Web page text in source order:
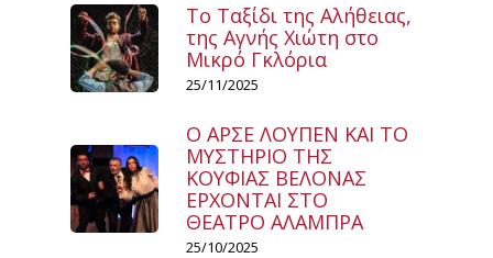
Το Ταξίδι της Αλήθειας,
της Αγνής Χιώτη στο
Μικρό Γκλόρια
25/11/2025
Ο ΑΡΣΕ ΛΟΥΠΕΝ ΚΑΙ ΤΟ
ΜΥΣΤΗΡΙΟ ΤΗΣ
ΚΟΥΦΙΑΣ ΒΕΛΟΝΑΣ
ΕΡΧΟΝΤΑΙ ΣΤΟ
ΘΕΑΤΡΟ ΑΛΑΜΠΡΑ
25/10/2025